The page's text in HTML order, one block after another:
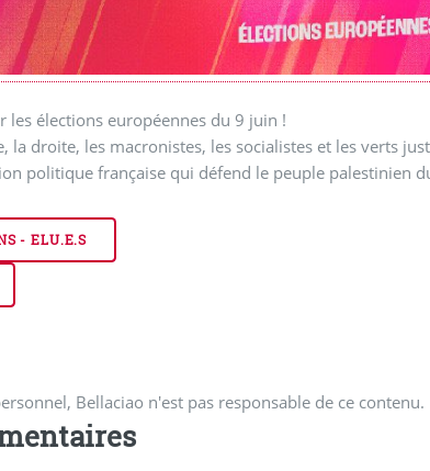
les élections européennes du 9 juin !
la droite, les macronistes, les socialistes et les verts
politique française qui défend le peuple palestinien du
- ELU.E.S
Bellaciao n'est pas responsable de ce contenu.